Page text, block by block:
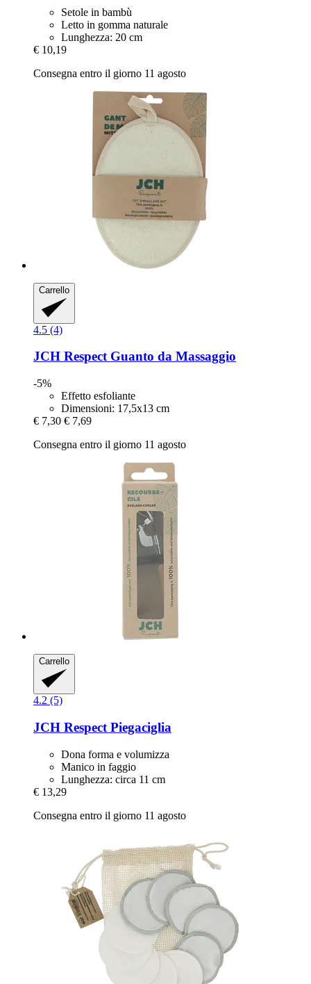
Setole in bambù
Letto in gomma naturale
Lunghezza: 20 cm
€ 10,19
Consegna entro il giorno 11 agosto
Carrello
4.5 (4)
JCH RespectGuanto da Massaggio
-5%
Effetto esfoliante
Dimensioni: 17,5x13 cm
€ 7,30 € 7,69
Consegna entro il giorno 11 agosto
Carrello
4.2 (5)
JCH Respect Piegaciglia
Dona forma e volumizza
Manico in faggio
Lunghezza: circa 11 cm
€ 13,29
Consegna entro il giorno 11 agosto